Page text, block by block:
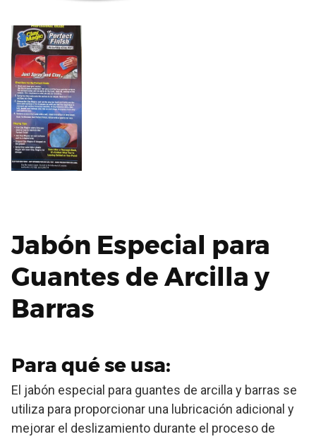
Jabón Especial para
Guantes de Arcilla y
Barras
Para qué se usa:
El jabón especial para guantes de arcilla y barras se
utiliza para proporcionar una lubricación adicional y
mejorar el deslizamiento durante el proceso de